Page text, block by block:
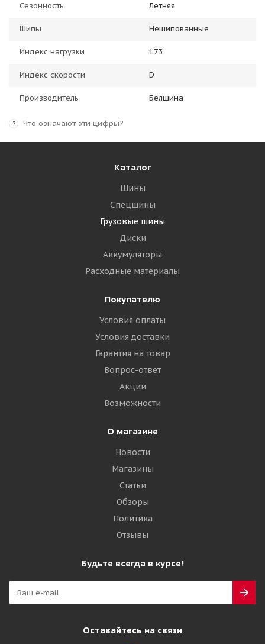
Сезонность Летняя
Шипы Нешипованные
Индекс нагрузки 173
Индекс скорости D
Производитель Белшина
? Что означают эти цифры?
Каталог
Шины
Спецшины
Грузовые шины
Диски
Аккумуляторы
Расходные материалы
Покупателю
Условия оплаты
Условия доставки
Гарантия на товар
Вопрос-ответ
Акции
Возможности
О магазине
Новости
Магазины
Статьи
Обзоры
Политика
Отзывы
Будьте всегда в курсе!
Оставайтесь на связи